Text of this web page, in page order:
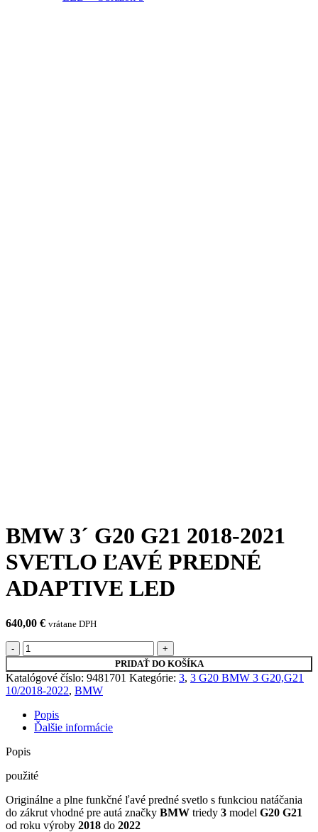
BMW 3´ G20 G21 2018-2021
SVETLO ĽAVÉ PREDNÉ
ADAPTIVE LED
640,00 € vrátane DPH
množstvo
BMW
3
´
G20
G21
2018-
2021
SVETLO
PREDNÉ
LED
PRIDAŤ DO KOŠÍKA
Katalógové číslo: 9481701 Kategórie: 3, 3 G20 BMW 3 G20,G21
10/2018-2022, BMW
Popis
Ďalšie informácie
Popis
použité
Originálne a plne funkčné ľavé predné svetlo s funkciou natáčania
do zákrut vhodné pre autá značky BMW triedy 3 model G20 G21
od roku výroby 2018 do 2022